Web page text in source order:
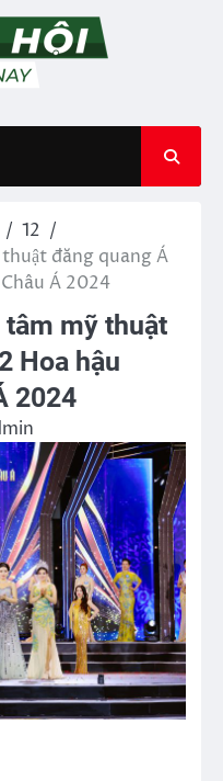
12
đăng quang Á
Á 2024
tâm mỹ thuật
Hoa hậu
2024